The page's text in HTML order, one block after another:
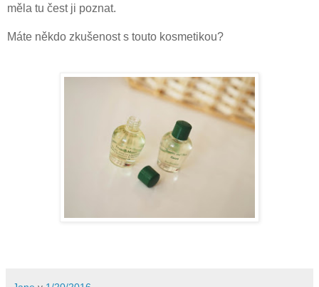
měla tu čest ji poznat.
Máte někdo zkušenost s touto kosmetikou?